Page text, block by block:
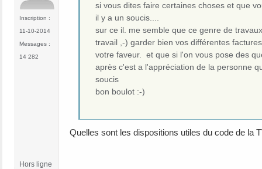
Inscription :
11-10-2014
Messages :
14 282
si vous dites faire certaines choses et que
il y a un soucis....
sur ce il. me semble que ce genre de
travail ,-) garder bien vos différentes
votre faveur. et que si l'on vous pose des
après c'est a l'appréciation de la personne
soucis
bon boulot :-)
Quelles sont les dispositions utiles du code de la
Hors ligne